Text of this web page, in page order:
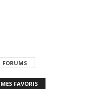
FORUMS
MES FAVORIS